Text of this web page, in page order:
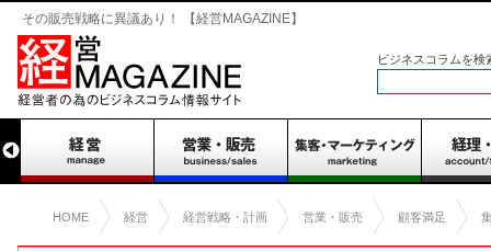
その販売戦略に異議あり！ 【経営MAGAZINE】
ビジネスコラムを検
HOME 経営 経営戦略・計画 営業・販売 顧客満足